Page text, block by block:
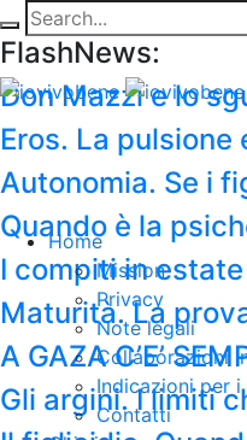
FlashNews:
Don Mazzi e lo
Eros. La
Autonomia. Se i
Quando è la
I compiti in
Maturità. La
A GAZA C’E’
Gli argini. I limiti
Home
Mission
Privacy
Note legali
Collaborazioni
Indicazioni per
Contatti